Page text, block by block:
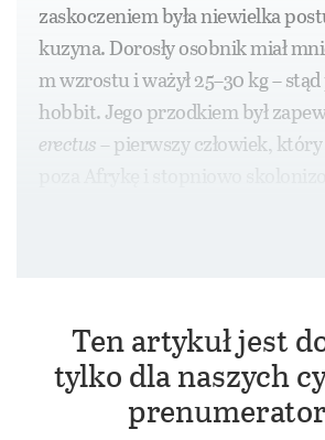
zaskoczeniem była niewielka
kuzyna. Dorosły osobnik miał
m wzrostu i ważył 25–30 kg –
hobbit. Jego przodkiem był
erectus– pierwszy człowiek,
Ten artykuł jest
tylko dla naszych